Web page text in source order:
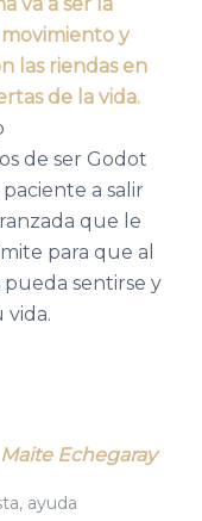
y
las riendas en
de la vida.
de ser Godot
a salir
que le
para que al
pueda sentirse y
vida.
Maite Echegaray
, ayuda